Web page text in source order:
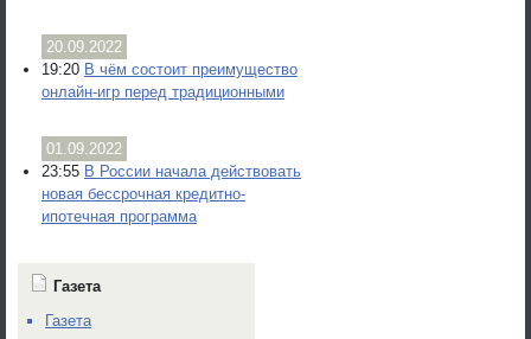
20.09.2022
19:20 В чём состоит преимущество
онлайн-игр перед традиционными
01.09.2022
23:55 В России начала действовать
новая бессрочная кредитно-
ипотечная программа
Газета
Газета